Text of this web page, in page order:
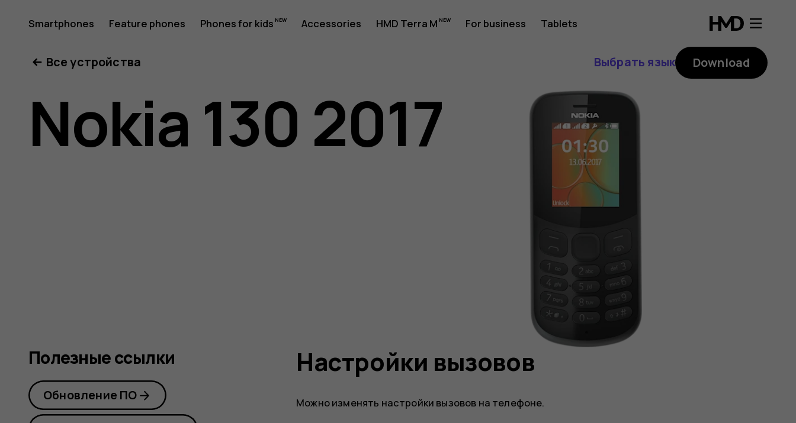
Nokia
130
(2017)
Smartphones Feature phones Phones for kids Accessories HMD Terra M For business Tablets
Все устройства Выбрать язык Download
Nokia 130 2017
Настройки вызовов
Можно изменять настройки вызовов на телефоне.
Полезные ссылки
Обновление ПО